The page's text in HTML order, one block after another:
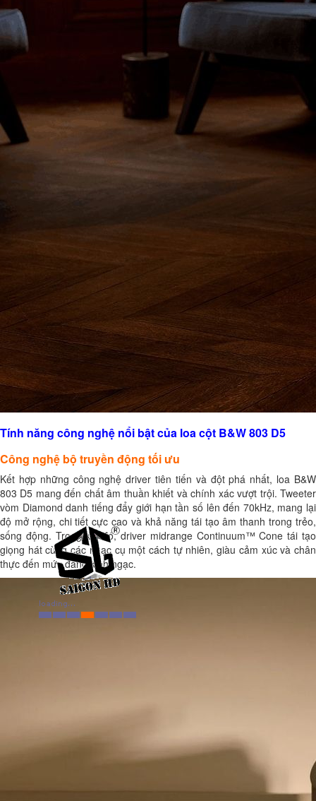
Tính năng công nghệ nổi bật của loa cột B&W 803 D5
Công nghệ bộ truyền động tối ưu
Kết hợp những công nghệ driver tiên tiến và đột phá nhất, loa B&W
803 D5 mang đến chất âm thuần khiết và chính xác vượt trội. Tweeter
vòm Diamond danh tiếng đẩy giới hạn tần số lên đến 70kHz, mang lại
độ mở rộng, chi tiết cực cao và khả năng tái tạo âm thanh trong trẻo,
sống động. Trong khi đó, driver midrange Continuum™ Cone tái tạo
giọng hát cùng các nhạc cụ một cách tự nhiên, giàu cảm xúc và chân
thực đến mức đáng kinh ngạc.